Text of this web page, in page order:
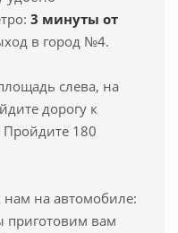
3 минуты от
в город №4.
слева, на
дорогу к
180
нам на автомобиле:
приготовим вам